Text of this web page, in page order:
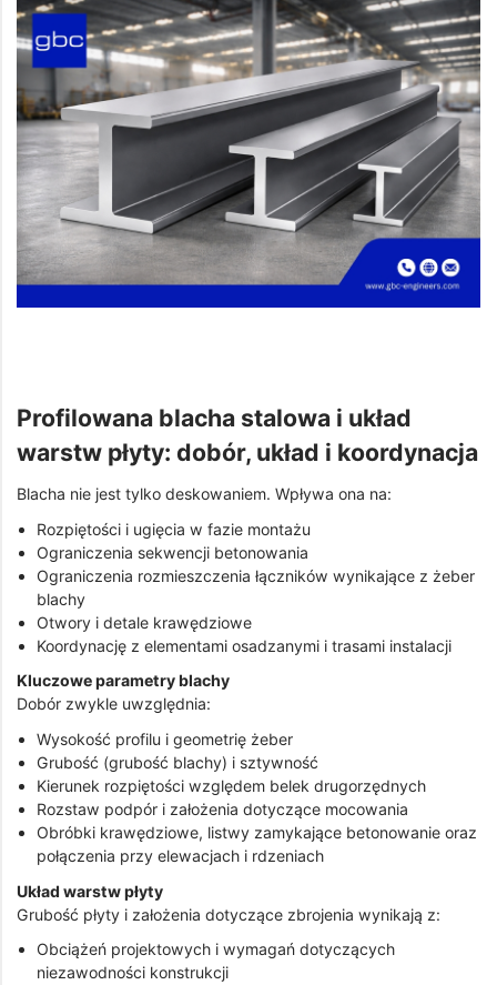
Profilowana blacha stalowa i układ
warstw płyty: dobór, układ i koordynacja
Blacha nie jest tylko deskowaniem. Wpływa ona na:
Rozpiętości i ugięcia w fazie montażu
Ograniczenia sekwencji betonowania
Ograniczenia rozmieszczenia łączników wynikające z żeber
blachy
Otwory i detale krawędziowe
Koordynację z elementami osadzanymi i trasami instalacji
Kluczowe parametry blachy
Dobór zwykle uwzględnia:
Wysokość profilu i geometrię żeber
Grubość (grubość blachy) i sztywność
Kierunek rozpiętości względem belek drugorzędnych
Rozstaw podpór i założenia dotyczące mocowania
Obróbki krawędziowe, listwy zamykające betonowanie oraz
połączenia przy elewacjach i rdzeniach
Układ warstw płyty
Grubość płyty i założenia dotyczące zbrojenia wynikają z:
Obciążeń projektowych i wymagań dotyczących
niezawodności konstrukcji